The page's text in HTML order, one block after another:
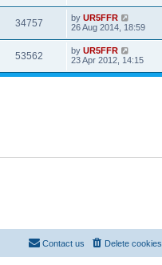
34757 by UR5FFR
26 Aug 2014, 18:59
53562 by UR5FFR
23 Apr 2012, 14:15
Delete cookies
Contact us